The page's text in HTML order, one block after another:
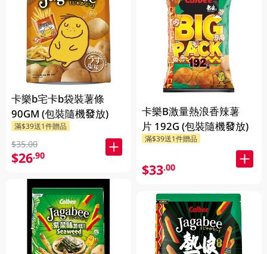
卡樂b宅卡b袋裝薯條
90GM (包裝隨機發放)
滿$39送1件贈品
$35.00
$26.90
卡樂B激量熱浪香辣薯
片 192G (包裝隨機發放)
滿$39送1件贈品
$33.00